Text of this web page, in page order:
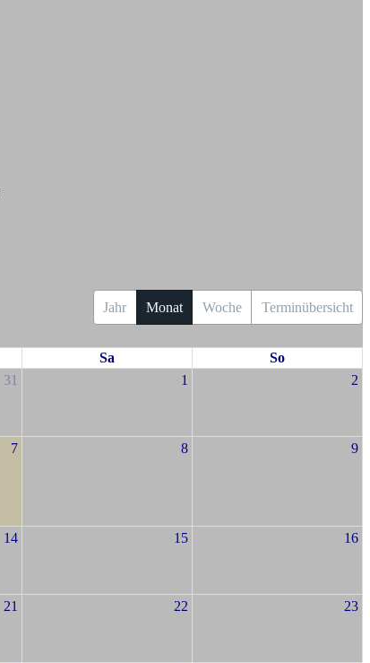
Jahr Monat Woche Terminübersicht
Sa
So
31 1 2
7 8 9
14 15 16
21 22 23